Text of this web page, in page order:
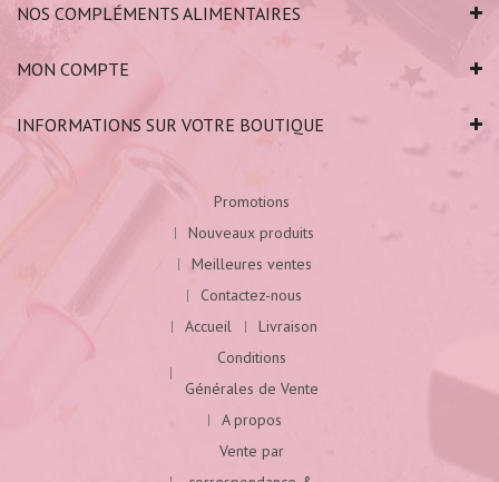
NOS COMPLÉMENTS ALIMENTAIRES
MON COMPTE
INFORMATIONS SUR VOTRE BOUTIQUE
Promotions
Nouveaux produits
Meilleures ventes
Contactez-nous
Accueil
Livraison
Conditions
Générales de Vente
A propos
Vente par